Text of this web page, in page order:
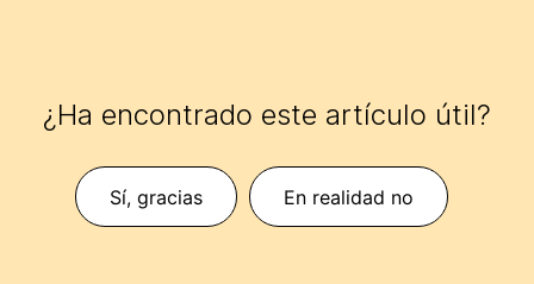
¿Ha encontrado este artículo útil?
Sí, gracias En realidad no